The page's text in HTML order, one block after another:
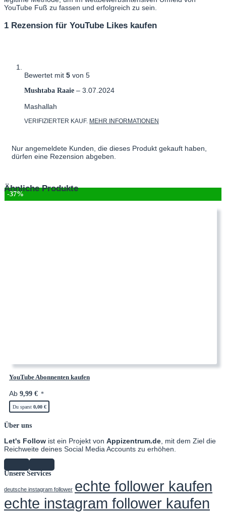
YouTube Fuß zu fassen und erfolgreich zu sein.
1 Rezension für YouTube Likes kaufen
Bewertet mit 5 von 5
Mushtaba Raaie – 3.07.2024
Mashallah
VERIFIZIERTER KAUF. MEHR INFORMATIONEN
Nur angemeldete Kunden, die dieses Produkt gekauft haben,
dürfen eine Rezension abgeben.
Ähnliche Produkte
-37%
YouTube Abonnenten kaufen
Ab 9,99 € *
Du sparst 0,00 €
Über uns
Let's Follow ist ein Projekt von Appizentrum.de, mit dem Ziel die
Reichweite deines Social Media Accounts zu erhöhen.
Unsere Services
deutsche instagram follower echte follower kaufen
echte instagram follower kaufen